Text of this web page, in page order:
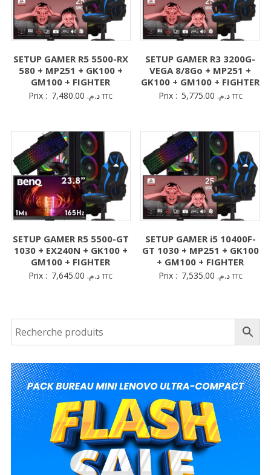
SETUP GAMER R5 5500-RX
580 + MP251 + GK100 +
GM100 + FIGHTER
Prix : د.م. TTC
SETUP GAMER R3 3200G-
VEGA 8/8Go + MP251 +
GK100 + GM100 + FIGHTER
Prix : د.م. TTC
SETUP GAMER R5 5500-GT
1030 + EX240N + GK100 +
GM100 + FIGHTER
Prix : د.م. TTC
SETUP GAMER i5 10400F-
GT 1030 + MP251 + GK100
+ GM100 + FIGHTER
Prix : د.م. TTC